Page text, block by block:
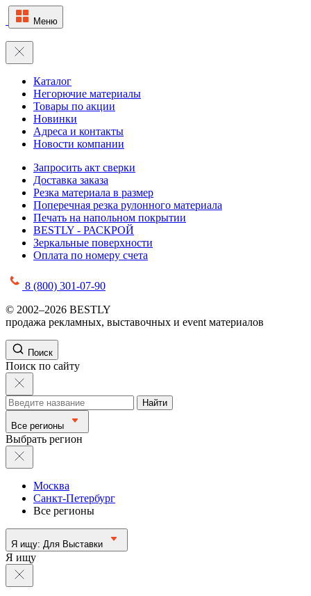
Меню
Каталог
Негорючие материалы
Товары по акции
Новинки
Адреса и контакты
Новости компании
Запросить акт сверки
Доставка заказа
Резка материала в размер
Поперечная резка рулонного материала
Печать на напольном покрытии
BESTLY - РАСКРОЙ
Зеркальные поверхности
Оплата по номеру счета
8 (800) 301-07-90
© 2002–2026 BESTLY
продажа рекламных, выставочных и event материалов
Поиск
Поиск по сайту
Найти
Все регионы
Выбрать регион
Москва
Санкт-Петербург
Все регионы
Я ищу: Для Выставки
Я ищу